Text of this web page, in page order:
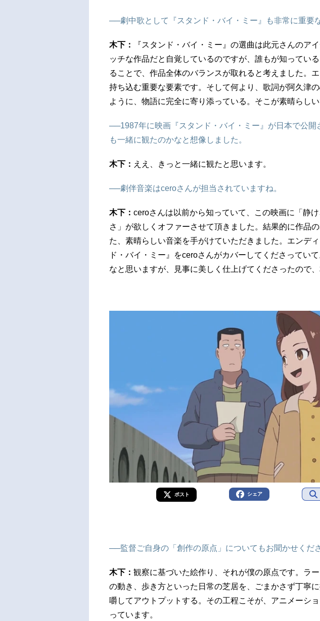
──劇中歌として『スタンド・バイ・ミー』も非常に重要
木下：
『スタンド・バイ・ミー』の選曲は此元さんのア
ッチな作品だと自覚しているのですが、誰もが知ってい
ることで、作品全体のバランスが取れると考えました。
持ち込む重要な要素です。そして何より、歌詞が阿久津
ように、物語に完全に寄り添っている。そこが素晴らしい
──1987年に映画『スタンド・バイ・ミー』が日本で公開
も一緒に観たのかなと想像しました。
木下： ええ、きっと一緒に観たと思います。
──劇伴音楽はceroさんが担当されていますね。
木下： ceroさんは以前から知っていて、この映画に「静
さ」が欲しくオファーさせて頂きました。結果的に作品
た、素晴らしい音楽を手がけていただきました。エンデ
ド・バイ・ミー』をceroさんがカバーしてくださってい
なと思いますが、見事に美しく仕上げてくださったので
ポスト シェア
──監督ご自身の「創作の原点」についてもお聞かせくださ
木下： 観察に基づいた絵作り、それが僕の原点です。ラ
の動き、歩き方といった日常の芝居を、ごまかさず丁寧
嚼してアウトプットする。その工程こそが、アニメーシ
っています。